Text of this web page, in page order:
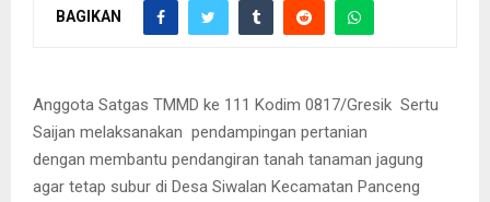
BAGIKAN
Anggota Satgas TMMD ke 111 Kodim 0817/Gresik Sertu
Saijan melaksanakan pendampingan pertanian
dengan membantu pendangiran tanah tanaman jagung
agar tetap subur di Desa Siwalan Kecamatan Panceng